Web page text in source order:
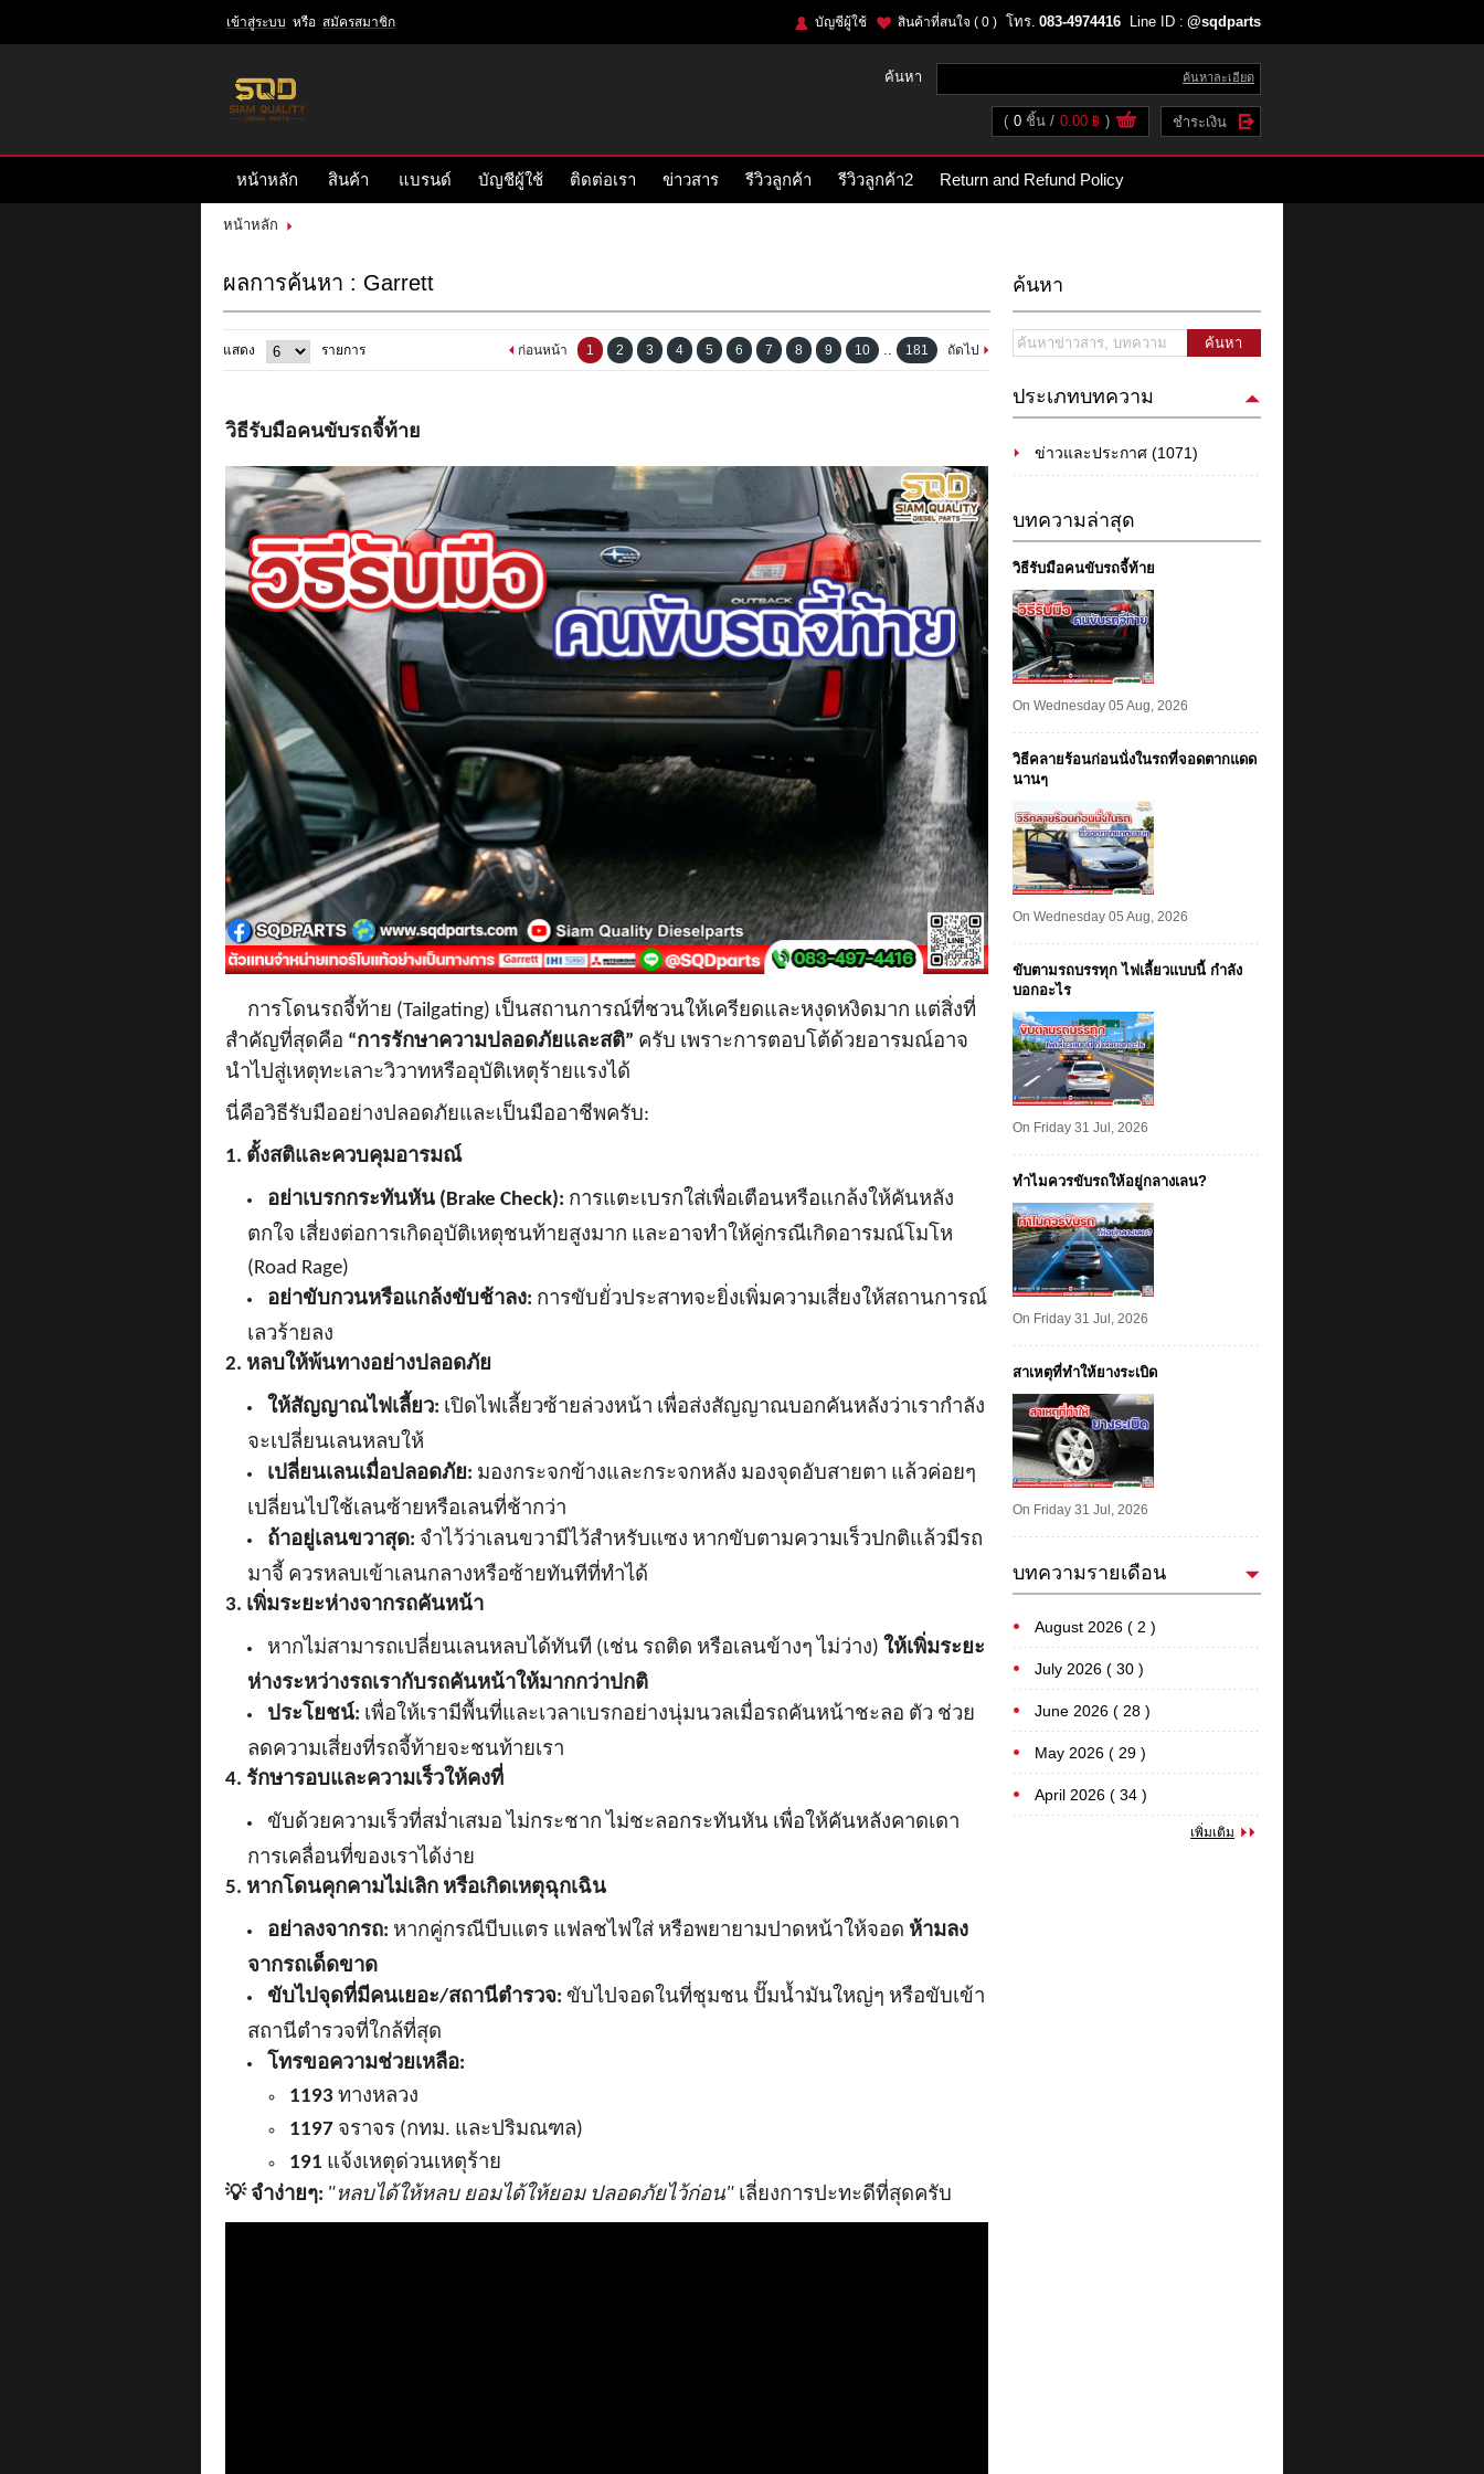
สมัคร
RETURN AND REFUND POLICY
เข้าสู่ระบบ หรือ สมัครสมาชิก โทร. 083-4974416 Line ID : @sqdparts
สินค้าที่สนใจ ( 0 )
บัญชีผู้ใช้
ค้นหา ค้นหาละเอียด
( 0 ชิ้น 0.00 ฿ ) ชำระเงิน
หน้าหลัก สินค้า แบรนด์ บัญชีผู้ใช้ ติดต่อเรา ข่าวสาร รีวิวลูกค้า รีวิวลูกค้า2 Return and Refund Policy
หน้าหลัก
ผลการค้นหา : Garrett
แสดง รายการ ก่อนหน้า 1 2 3 4 5 6 7 8 9 10 .. 181 ถัดไป
วิธีรับมือคนขับรถจี้ท้าย
การโดนรถจี้ท้าย (Tailgating) เป็นสถานการณ์ที่ชวนให้เครียดและหงุดหงิดมาก แต่สิ่งที่
สำคัญที่สุดคือ “การรักษาความปลอดภัยและสติ” ครับ เพราะการตอบโต้ด้วยอารมณ์อาจ
นำไปสู่เหตุทะเลาะวิวาทหรืออุบัติเหตุร้ายแรงได้
นี่คือวิธีรับมืออย่างปลอดภัยและเป็นมืออาชีพครับ:
1. ตั้งสติและควบคุมอารมณ์
อย่าเบรกกระทันหัน (Brake Check): การแตะเบรกใส่เพื่อเตือนหรือแกล้งให้คันหลัง
ตกใจ เสี่ยงต่อการเกิดอุบัติเหตุชนท้ายสูงมาก และอาจทำให้คู่กรณีเกิดอารมณ์โมโห
(Road Rage)
อย่าขับกวนหรือแกล้งขับช้าลง: การขับยั่วประสาทจะยิ่งเพิ่มความเสี่ยงให้สถานการณ์
เลวร้ายลง
2. หลบให้พ้นทางอย่างปลอดภัย
ให้สัญญาณไฟเลี้ยว: เปิดไฟเลี้ยวซ้ายล่วงหน้า เพื่อส่งสัญญาณบอกคันหลังว่าเรากำลัง
จะเปลี่ยนเลนหลบให้
เปลี่ยนเลนเมื่อปลอดภัย: มองกระจกข้างและกระจกหลัง มองจุดอับสายตา แล้วค่อยๆ
เปลี่ยนไปใช้เลนซ้ายหรือเลนที่ช้ากว่า
ถ้าอยู่เลนขวาสุด: จำไว้ว่าเลนขวามีไว้สำหรับแซง หากขับตามความเร็วปกติแล้วมีรถ
มาจี้ ควรหลบเข้าเลนกลางหรือซ้ายทันทีที่ทำได้
3. เพิ่มระยะห่างจากรถคันหน้า
หากไม่สามารถเปลี่ยนเลนหลบได้ทันที (เช่น รถติด หรือเลนข้างๆ ไม่ว่าง) ให้เพิ่มระยะ
ห่างระหว่างรถเรากับรถคันหน้าให้มากกว่าปกติ
ประโยชน์: เพื่อให้เรามีพื้นที่และเวลาเบรกอย่างนุ่มนวลเมื่อรถคันหน้าชะลอ ตัว ช่วย
ลดความเสี่ยงที่รถจี้ท้ายจะชนท้ายเรา
4. รักษารอบและความเร็วให้คงที่
ขับด้วยความเร็วที่สม่ำเสมอ ไม่กระชาก ไม่ชะลอกระทันหัน เพื่อให้คันหลังคาดเดา
การเคลื่อนที่ของเราได้ง่าย
5. หากโดนคุกคามไม่เลิก หรือเกิดเหตุฉุกเฉิน
อย่าลงจากรถ: หากคู่กรณีบีบแตร แฟลชไฟใส่ หรือพยายามปาดหน้าให้จอด ห้ามลง
จากรถเด็ดขาด
ขับไปจุดที่มีคนเยอะ/สถานีตำรวจ: ขับไปจอดในที่ชุมชน ปั๊มน้ำมันใหญ่ๆ หรือขับเข้า
สถานีตำรวจที่ใกล้ที่สุด
โทรขอความช่วยเหลือ:
1193 ทางหลวง
1197 จราจร (กทม. และปริมณฑล)
191 แจ้งเหตุด่วนเหตุร้าย
💡จำง่ายๆ: "หลบได้ให้หลบ ยอมได้ให้ยอม ปลอดภัยไว้ก่อน" เลี่ยงการปะทะดีที่สุดครับ
ค้นหา
ค้นหา
ประเภทบทความ
ข่าวและประกาศ (1071)
บทความล่าสุด
วิธีรับมือคนขับรถจี้ท้าย
On Wednesday 05 Aug, 2026
วิธีคลายร้อนก่อนนั่งในรถที่จอดตากแดด
นานๆ
On Wednesday 05 Aug, 2026
ขับตามรถบรรทุก ไฟเลี้ยวแบบนี้ กำลัง
บอกอะไร
On Friday 31 Jul, 2026
ทำไมควรขับรถให้อยู่กลางเลน?
On Friday 31 Jul, 2026
สาเหตุที่ทำให้ยางระเบิด
On Friday 31 Jul, 2026
บทความรายเดือน
August 2026 ( 2 )
July 2026 ( 30 )
June 2026 ( 28 )
May 2026 ( 29 )
April 2026 ( 34 )
เพิ่มเติม